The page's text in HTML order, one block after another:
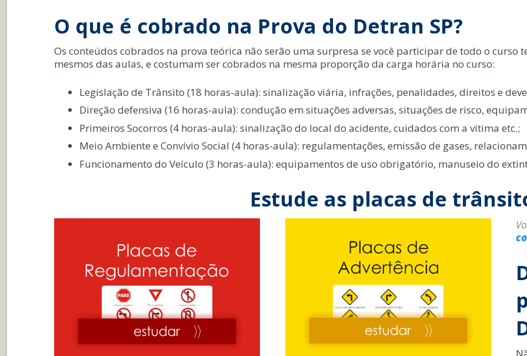
O que é cobrado na Prova do Detran SP?
Os conteúdos cobrados na prova teórica não serão uma surpresa se você participar de todo o curso
mesmos das aulas, e costumam ser cobrados na mesma proporção da carga horária no curso:
Legislação de Trânsito (18 horas-aula): sinalização viária, infrações, penalidades, direitos e
Direção defensiva (16 horas-aula): condução em situações adversas, situações de risco,
Primeiros Socorros (4 horas-aula): sinalização do local do acidente, cuidados com a vítima etc.;
Meio Ambiente e Convívio Social (4 horas-aula): regulamentações, emissão de gases,
Funcionamento do Veículo (3 horas-aula): equipamentos de uso obrigatório, manuseio do
Estude as placas de